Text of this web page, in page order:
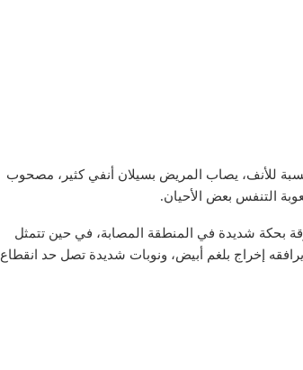
للأنف، يصاب المريض بسيلان أنفي كثير، مصحوب
التنفس بعض الأحيان.
بحكة شديدة في المنطقة المصابة، في حين تتمثل
إخراج بلغم أبيض، ونوبات شديدة تصل حد انقطاع
والمداومة لمهنيي الصحة